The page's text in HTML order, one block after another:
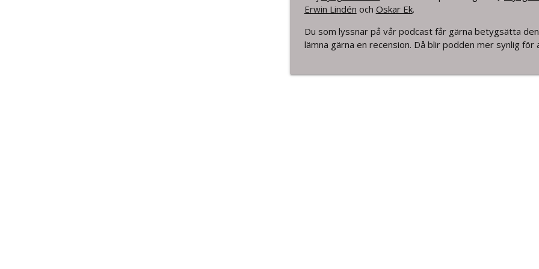
172. Hälsporre
Erwin Lindén och Oskar Ek.
Du som lyssnar på vår podcast får gärna betygsätta
lämna gärna en recension. Då blir podden mer synlig